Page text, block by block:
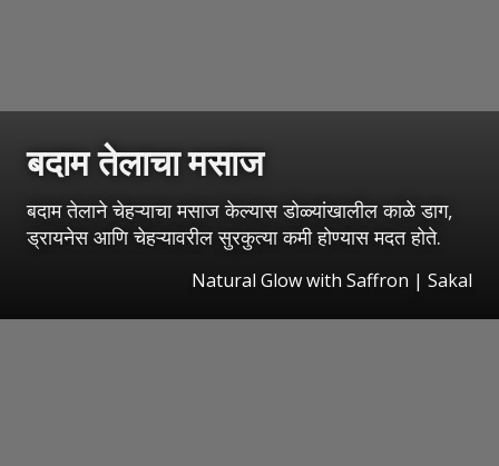
बदाम तेलाचा मसाज
बदाम तेलाने चेहऱ्याचा मसाज केल्यास डोळ्यांखालील काळे डाग,
ड्रायनेस आणि चेहऱ्यावरील सुरकुत्या कमी होण्यास मदत होते.
Natural Glow with Saffron | Sakal